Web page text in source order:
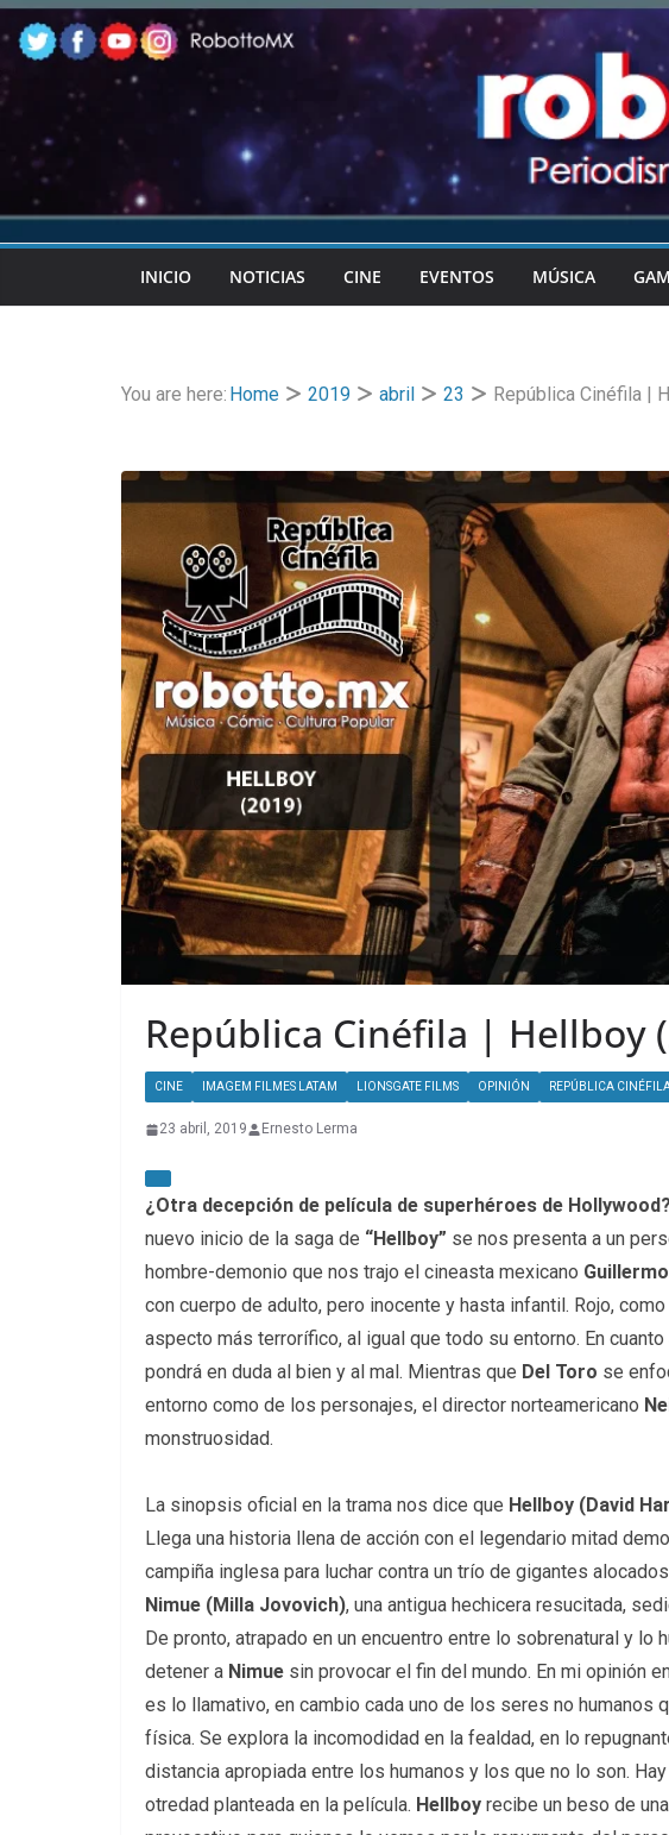
Skip
to
content
INICIO NOTICIAS CINE EVENTOS MÚSICA
You are here: Home 2019 abril 23 República Cinéfila |
República Cinéfila | Hellboy
CINE IMAGEM FILMES LATAM LIONSGATE FILMS OPINIÓN REPÚBLICA
23 abril, 2019 Ernesto Lerma
¿Otra decepción de película de superhéroes de Hollywood?
nuevo inicio de la saga de “Hellboy” se nos presenta a un
hombre-demonio que nos trajo el cineasta mexicano
con cuerpo de adulto, pero inocente y hasta infantil. Rojo,
aspecto más terrorífico, al igual que todo su entorno. En
pondrá en duda al bien y al mal. Mientras que Del Toro se
entorno como de los personajes, el director norteamericano
monstruosidad.
La sinopsis oficial en la trama nos dice que Hellboy (David
Llega una historia llena de acción con el legendario mitad
campiña inglesa para luchar contra un trío de gigantes
Nimue (Milla Jovovich), una antigua hechicera resucitada,
De pronto, atrapado en un encuentro entre lo sobrenatural y lo
detener a Nimue sin provocar el fin del mundo. En mi opinión
es lo llamativo, en cambio cada uno de los seres no humanos
física. Se explora la incomodidad en la fealdad, en lo
distancia apropiada entre los humanos y los que no lo son.
otredad planteada en la película. Hellboy recibe un beso de